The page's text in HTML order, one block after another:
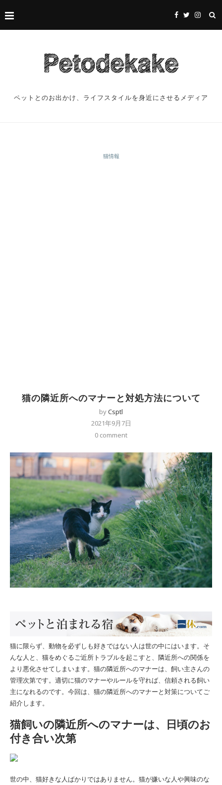
ペットとのお出かけ、ライフスタイルを身近にさせるメディア
猫情報
猫の隣近所へのマナーと対処方法について
byCsptl
2021年9月7日
0 comment
猫に限らず、動物を必ずしも好きではない人は世の中にはいます。そ
んな人と、猫をめぐるご近所トラブルを起こすと、隣近所への関係を
より悪化させてしまいます。猫の隣近所へのマナーは、飼い主さんの
管理次第です。適切に猫のマナーやルールを守れば、信頼される飼い
主になれるのです。今回は、猫の隣近所へのマナーと対策についてご
紹介します。
猫飼いの隣近所へのマナーは、日頃のお
付き合い次第
世の中、猫好きな人ばかりではありません。猫が嫌いな人や興味のな